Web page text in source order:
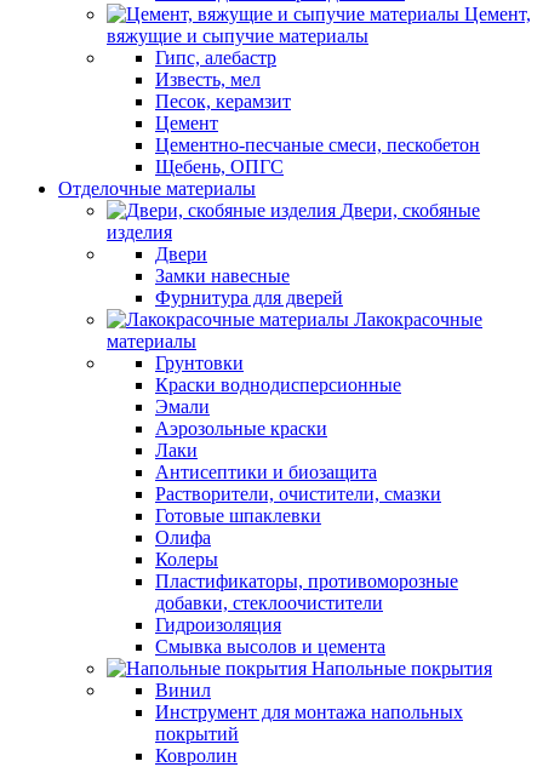
Цемент,
вяжущие и сыпучие материалы
Гипс, алебастр
Известь, мел
Песок, керамзит
Цемент
Цементно-песчаные смеси, пескобетон
Щебень, ОПГС
Отделочные материалы
Двери, скобяные
изделия
Двери
Замки навесные
Фурнитура для дверей
Лакокрасочные
материалы
Грунтовки
Краски воднодисперсионные
Эмали
Аэрозольные краски
Лаки
Антисептики и биозащита
Растворители, очистители, смазки
Готовые шпаклевки
Олифа
Колеры
Пластификаторы, противоморозные
добавки, стеклоочистители
Гидроизоляция
Смывка высолов и цемента
Напольные покрытия
Винил
Инструмент для монтажа напольных
покрытий
Ковролин